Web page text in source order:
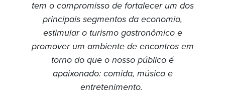
tem o compromisso de fortalecer um dos
principais segmentos da economia,
estimular o turismo gastronômico e
promover um ambiente de encontros em
torno do que o nosso público é
apaixonado: comida, música e
entretenimento.